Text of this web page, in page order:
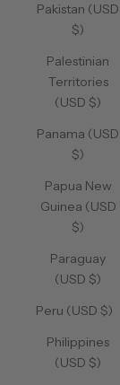
Pakistan (USD
$)
Palestinian
Territories
(USD $)
Panama (USD
$)
Papua New
Guinea (USD
$)
Paraguay
(USD $)
Peru (USD $)
Philippines
(USD $)